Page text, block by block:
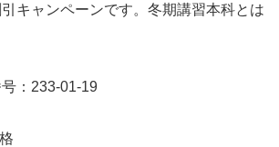
引キャンペーンです。冬期講習本科とは
：233-01-19